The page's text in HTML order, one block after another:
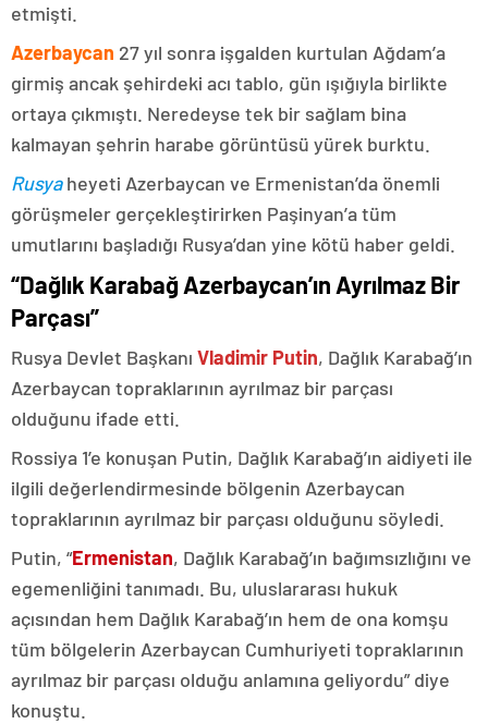
etmişti.
Azerbaycan 27 yıl sonra işgalden kurtulan Ağdam’a
girmiş ancak şehirdeki acı tablo, gün ışığıyla birlikte
ortaya çıkmıştı. Neredeyse tek bir sağlam bina
kalmayan şehrin harabe görüntüsü yürek burktu.
Rusyaheyeti Azerbaycan ve Ermenistan’da önemli
görüşmeler gerçekleştirirken Paşinyan’a tüm
umutlarını başladığı Rusya’dan yine kötü haber geldi.
“Dağlık Karabağ Azerbaycan’ın Ayrılmaz Bir
Parçası”
Rusya Devlet Başkanı Vladimir Putin, Dağlık Karabağ’ın
Azerbaycan topraklarının ayrılmaz bir parçası
olduğunu ifade etti.
Rossiya 1’e konuşan Putin, Dağlık Karabağ’ın aidiyeti ile
ilgili değerlendirmesinde bölgenin Azerbaycan
topraklarının ayrılmaz bir parçası olduğunu söyledi.
Putin, “Ermenistan, Dağlık Karabağ’ın bağımsızlığını ve
egemenliğini tanımadı. Bu, uluslararası hukuk
açısından hem Dağlık Karabağ’ın hem de ona komşu
tüm bölgelerin Azerbaycan Cumhuriyeti topraklarının
ayrılmaz bir parçası olduğu anlamına geliyordu” diye
konuştu.